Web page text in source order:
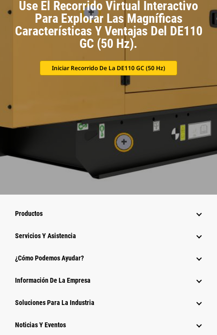
Use El Recorrido Virtual Interactivo
Para Explorar Las Magníficas
Características Y Ventajas Del DE110
GC (50 Hz).
Iniciar Recorrido De La DE110 GC (50 Hz)
Productos
Servicios Y Asistencia
¿Cómo Podemos Ayudar?
Información De La Empresa
Soluciones Para La Industria
Noticias Y Eventos